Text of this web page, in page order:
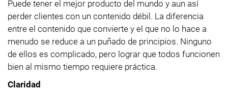
Puede tener el mejor producto del mundo y aun así
perder clientes con un contenido débil. La diferencia
entre el contenido que convierte y el que no lo hace a
menudo se reduce a un puñado de principios. Ninguno
de ellos es complicado, pero lograr que todos funcionen
bien al mismo tiempo requiere práctica.
Claridad